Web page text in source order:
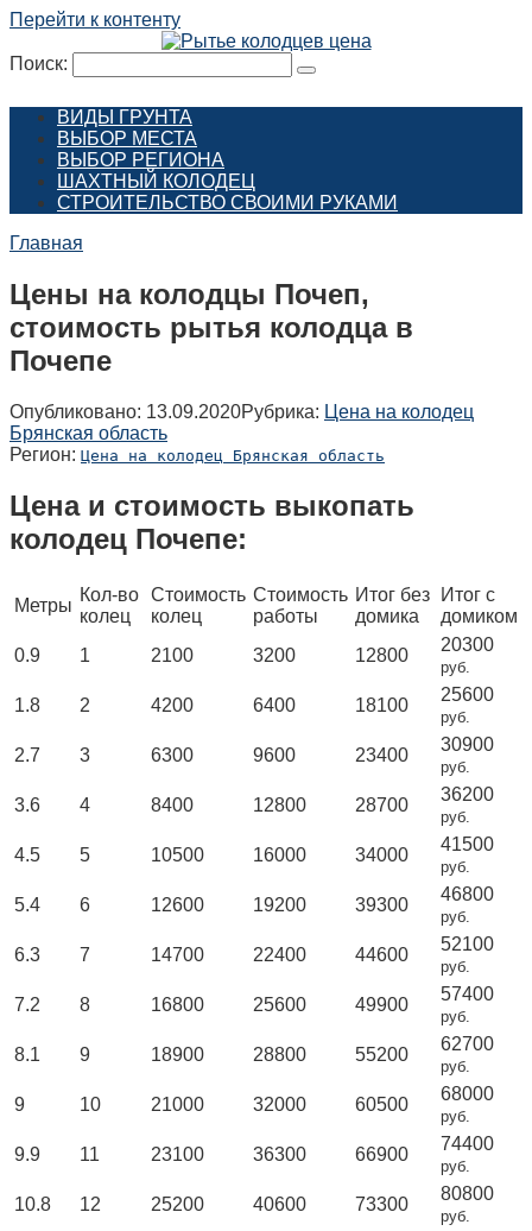
Перейти к контенту
Поиск:
ВИДЫ ГРУНТА
ВЫБОР МЕСТА
ВЫБОР РЕГИОНА
ШАХТНЫЙ КОЛОДЕЦ
СТРОИТЕЛЬСТВО СВОИМИ РУКАМИ
Главная
Цены на колодцы Почеп,
стоимость рытья колодца в
Почепе
Опубликовано: 13.09.2020Рубрика: Цена на колодец
Брянская область
Регион: Цена на колодец Брянская область
Цена и стоимость выкопать
колодец Почепе:
Метры
Кол-во
колец
Стоимость
колец
Стоимость
работы
Итог без
домика
Итог с
домиком
0.9
1 2100 3200 12800
20300
руб.
1.8 2 4200 6400 18100
25600
руб.
2.7 3 6300 9600 23400
30900
руб.
3.6 4 8400 12800 28700
36200
руб.
4.5 5 10500 16000 34000
41500
руб.
5.4 6 12600 19200 39300
46800
руб.
6.3 7 14700 22400 44600
52100
руб.
7.2 8 16800 25600 49900
57400
руб.
8.1 9 18900 28800 55200
62700
руб.
9 10 21000 32000 60500
68000
руб.
9.9 11 23100 36300 66900
74400
руб.
10.8 12 25200 40600 73300
80800
руб.